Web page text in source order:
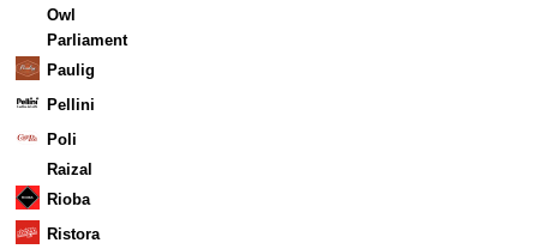
Owl
Parliament
Paulig
Pellini
Poli
Raizal
Rioba
Ristora